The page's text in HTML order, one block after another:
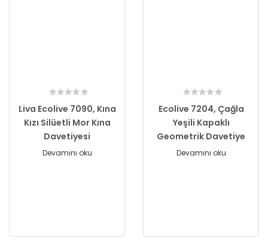
Liva Ecolive 7090, Kına
Kızı Silüetli Mor Kına
Davetiyesi
Devamını oku
Ecolive 7204, Çağla
Yeşili Kapaklı
Geometrik Davetiye
Devamını oku